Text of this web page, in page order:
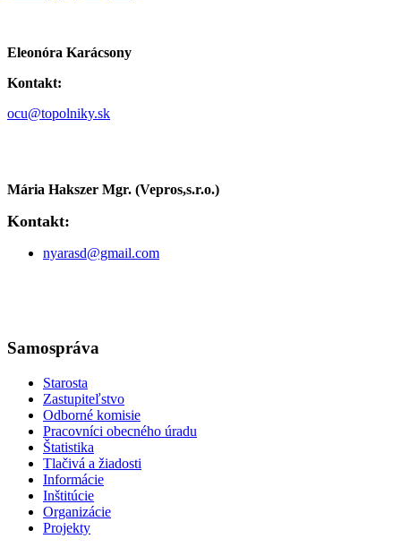
Eleonóra Karácsony
Kontakt:
ocu@topolniky.sk
Mária Hakszer Mgr. (Vepros,s.r.o.)
Kontakt:
nyarasd@gmail.com
Samospráva
Starosta
Zastupiteľstvo
Odborné komisie
Pracovníci obecného úradu
Štatistika
Tlačivá a žiadosti
Informácie
Inštitúcie
Organizácie
Projekty